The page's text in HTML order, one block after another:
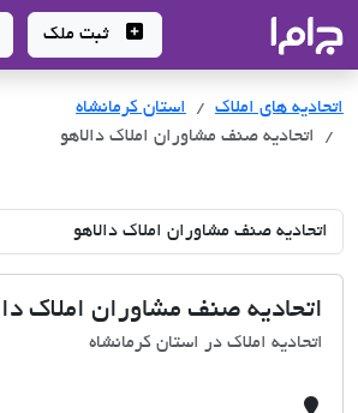
- سامانه جامع املاک و
ثبت ملک
اتحادیه های املاک اتحادیه های املاک
استان کرمانشاه
اتحادیه صنف مشاوران املاک دالاهو
اتحادیه صنف مشاوران املاک
اتحادیه املاک در استان کرمانشاه